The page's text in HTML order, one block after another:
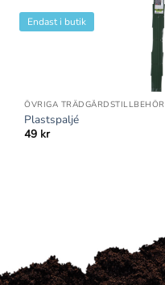
Endast i butik
ÖVRIGA TRÄDGÅRDSTILLBEHÖR
Plastspaljé
49 kr